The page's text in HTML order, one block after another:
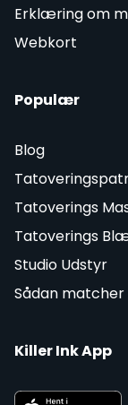
Erklæring om
Webkort
Populær
Blog
Tatoverings
Tatoverings
Studio Udstyr
Sådan matcher
Killer Ink App